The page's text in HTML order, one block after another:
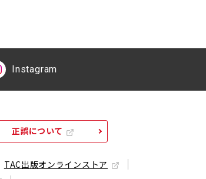
Instagram
正誤について
TAC出版オンラインストア